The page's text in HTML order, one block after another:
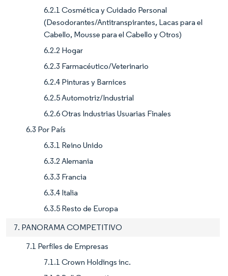
6.2.1 Cosmética y Cuidado Personal
(Desodorantes/Antitranspirantes, Lacas para el
Cabello, Mousse para el Cabello y Otros)
6.2.2 Hogar
6.2.3 Farmacéutico/Veterinario
6.2.4 Pinturas y Barnices
6.2.5 Automotriz/Industrial
6.2.6 Otras Industrias Usuarias Finales
6.3 Por País
6.3.1 Reino Unido
6.3.2 Alemania
6.3.3 Francia
6.3.4 Italia
6.3.5 Resto de Europa
7. PANORAMA COMPETITIVO
7.1 Perfiles de Empresas
7.1.1 Crown Holdings inc.